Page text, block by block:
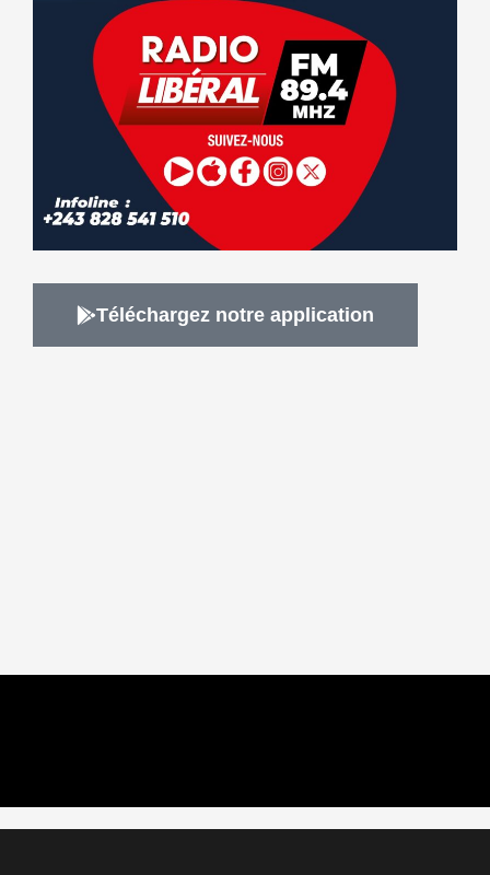
Téléchargez notre application